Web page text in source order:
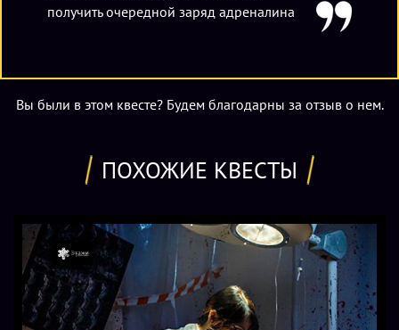
получить очередной заряд адреналина
Вы были в этом квесте? Будем благодарны за отзыв о нем.
ПОХОЖИЕ КВЕСТЫ